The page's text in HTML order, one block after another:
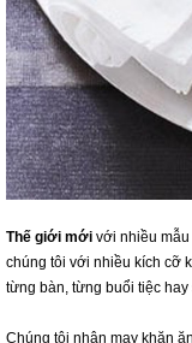
Thế giới mới với nhiều
chúng tôi với nhiều kích cỡ
từng bàn, từng buổi tiệc hay
Chúng tôi nhận may khăn